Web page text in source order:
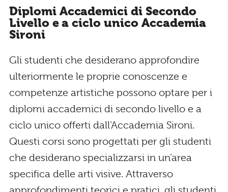
Diplomi Accademici di Secondo
Livello e a ciclo unico Accademia
Sironi
Gli studenti che desiderano approfondire
ulteriormente le proprie conoscenze e
competenze artistiche possono optare per i
diplomi accademici di secondo livello e a
ciclo unico offerti dall’Accademia Sironi.
Questi corsi sono progettati per gli studenti
che desiderano specializzarsi in un’area
specifica delle arti visive. Attraverso